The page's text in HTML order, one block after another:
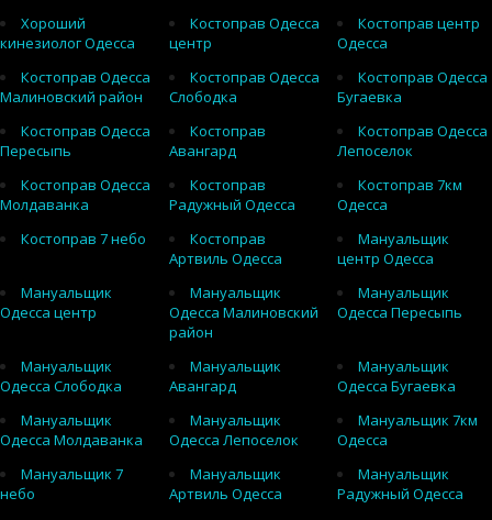
Хороший
кинезиолог Одесса
Костоправ Одесса
центр
Костоправ центр
Одесса
Костоправ Одесса
Малиновский район
Костоправ Одесса
Слободка
Костоправ Одесса
Бугаевка
Костоправ Одесса
Пересыпь
Костоправ
Авангард
Костоправ Одесса
Лепоселок
Костоправ Одесса
Молдаванка
Костоправ
Радужный Одесса
Костоправ 7км
Одесса
Костоправ 7 небо
Костоправ
Артвиль Одесса
Мануальщик
центр Одесса
Мануальщик
Одесса центр
Мануальщик
Одесса Малиновский
район
Мануальщик
Одесса Пересыпь
Мануальщик
Одесса Слободка
Мануальщик
Авангард
Мануальщик
Одесса Бугаевка
Мануальщик
Одесса Молдаванка
Мануальщик
Одесса Лепоселок
Мануальщик 7км
Одесса
Мануальщик 7
небо
Мануальщик
Артвиль Одесса
Мануальщик
Радужный Одесса